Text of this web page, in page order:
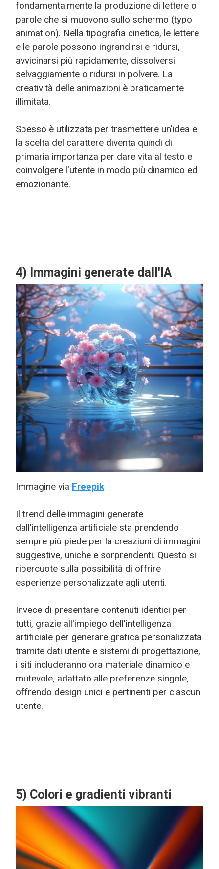
fondamentalmente la produzione di lettere o
parole che si muovono sullo schermo (typo
animation). Nella tipografia cinetica, le lettere
e le parole possono ingrandirsi e ridursi,
avvicinarsi più rapidamente, dissolversi
selvaggiamente o ridursi in polvere. La
creatività delle animazioni è praticamente
illimitata.
Spesso è utilizzata per trasmettere un'idea e
la scelta del carattere diventa quindi di
primaria importanza per dare vita al testo e
coinvolgere l'utente in modo più dinamico ed
emozionante.
4) Immagini generate dall'IA
Immagine via Freepik
Il trend delle immagini generate
dall'intelligenza artificiale sta prendendo
sempre più piede per la creazioni di immagini
suggestive, uniche e sorprendenti. Questo si
ripercuote sulla possibilità di offrire
esperienze personalizzate agli utenti.
Invece di presentare contenuti identici per
tutti, grazie all'impiego dell'intelligenza
artificiale per generare grafica personalizzata
tramite dati utente e sistemi di progettazione,
i siti includeranno ora materiale dinamico e
mutevole, adattato alle preferenze singole,
offrendo design unici e pertinenti per ciascun
utente.
5) Colori e gradienti vibranti